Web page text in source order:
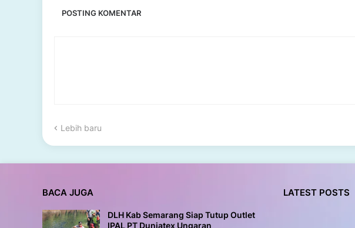
POSTING KOMENTAR
Lebih baru
BACA JUGA
DLH Kab Semarang Siap Tutup Outlet
IPAL PT Duniatex Ungaran
LATEST POSTS